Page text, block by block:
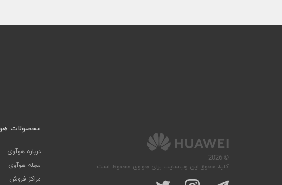
© 2026
کلیه حقوق این وب‌سایت برای هواوی محفوظ است
محصولات
درباره هوآوی
مجله هوآوی
مراکز فروش